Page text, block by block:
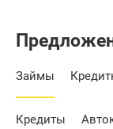
Займы
Кредиты